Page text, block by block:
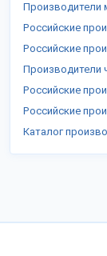
Производители
Российские
Российские
Производители
Российские
Российские
Каталог